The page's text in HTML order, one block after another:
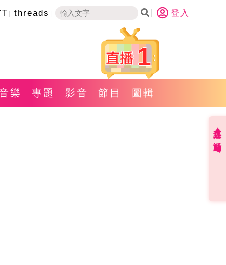
threads 登入
1
樂 專題 影音 節目 圖輯
直播✦活動